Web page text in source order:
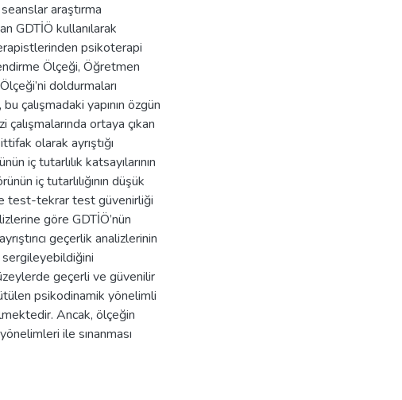
araştırma
GDTİÖ kullanılarak
psikoterapi
Ölçeği, Öğretmen
doldurmaları
çalışmadaki yapının özgün
ortaya çıkan
olarak ayrıştığı
iç tutarlılık katsayılarının
iç tutarlılığının düşük
test-tekrar test güvenirliği
göre GDTİÖ’nün
geçerlik analizlerinin
sergileyebildiğini
geçerli ve güvenilir
psikodinamik yönelimli
Ancak, ölçeğin
ile sınanması